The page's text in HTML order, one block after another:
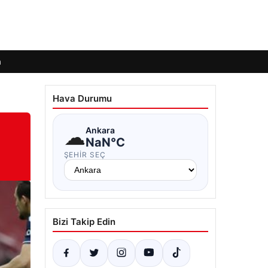
Hava Durumu
☁Ankara
NaN°C
ŞEHIR SEÇ
Bizi Takip Edin